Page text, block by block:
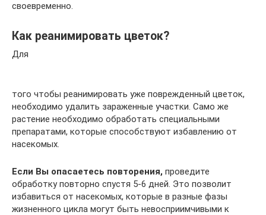
своевременно.
Как реанимировать цветок?
Для
того чтобы реанимировать уже поврежденный цветок,
необходимо удалить зараженные участки. Само же
растение необходимо обработать специальными
препаратами, которые способствуют избавлению от
насекомых.
Если Вы опасаетесь повторения, проведите
обработку повторно спустя 5-6 дней. Это позволит
избавиться от насекомых, которые в разные фазы
жизненного цикла могут быть невосприимчивыми к